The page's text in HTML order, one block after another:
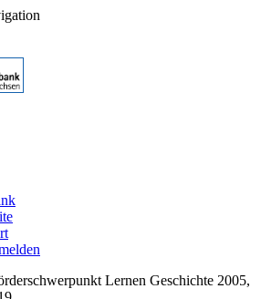
Lernen Geschichte 2005,